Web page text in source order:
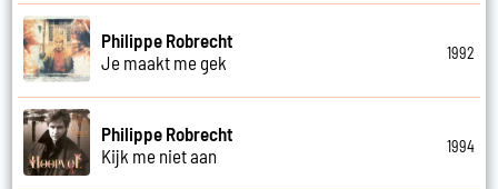
Philippe Robrecht
Je maakt me gek
1992
Philippe Robrecht
Kijk me niet aan
1994